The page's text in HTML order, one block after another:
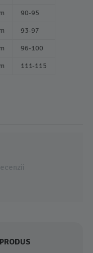
90-95
93-97
96-100
111-115